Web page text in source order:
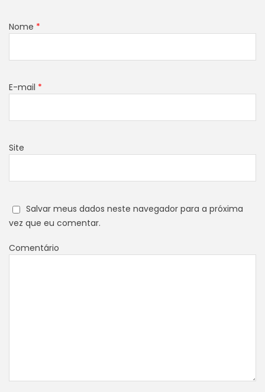
Nome *
E-mail *
Site
Salvar meus dados neste navegador para a próxima
vez que eu comentar.
Comentário